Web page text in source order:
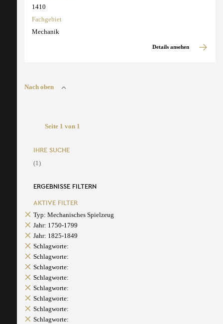
1410
Fachgebiet
Mechanik
Details ansehen
Nach oben
Seite 1 von 1
IHRE SUCHE
(1)
ERGEBNISSE FILTERN
AKTIVE FILTER
Typ: Mechanisches Spielzeug
Jahr: 1750-1799
Jahr: 1825-1849
Schlagworte:
Schlagworte:
Schlagworte:
Schlagworte:
Schlagworte:
Schlagworte:
Schlagworte:
Schlagworte: